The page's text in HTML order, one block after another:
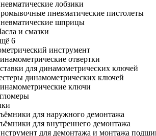
лобзики
пневматические пистолеты
шприцы
и смазки
6
инструмент
отвертки
для динамометрических ключей
динамометрических ключей
ключи
для наружного демонтажа
для внутреннего демонтажа
для демонтажа и монтажа